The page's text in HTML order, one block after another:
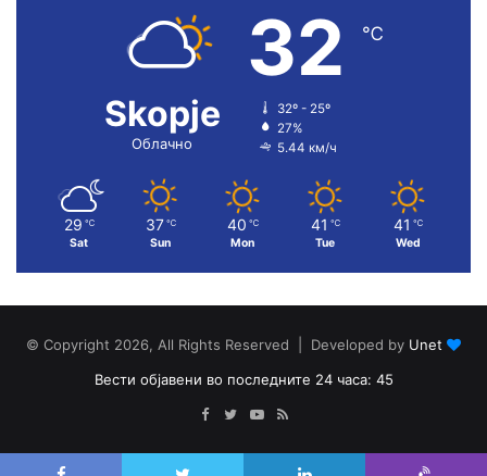
Skopje
Облачно
32 ℃
32º - 25º
27%
5.44 км/ч
29 ℃
Sat
37 ℃
Sun
40 ℃
Mon
41 ℃
Tue
41 ℃
Wed
© Copyright 2026, All Rights Reserved | Developed by Unet
Вести објавени во последните 24 часа: 45
Facebook
TwitterYouTube
RSS